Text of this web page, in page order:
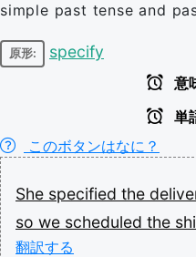
simple past tense and
原形: specify
意
単
このボタンはなに？
She specified the
so we scheduled the
翻訳する